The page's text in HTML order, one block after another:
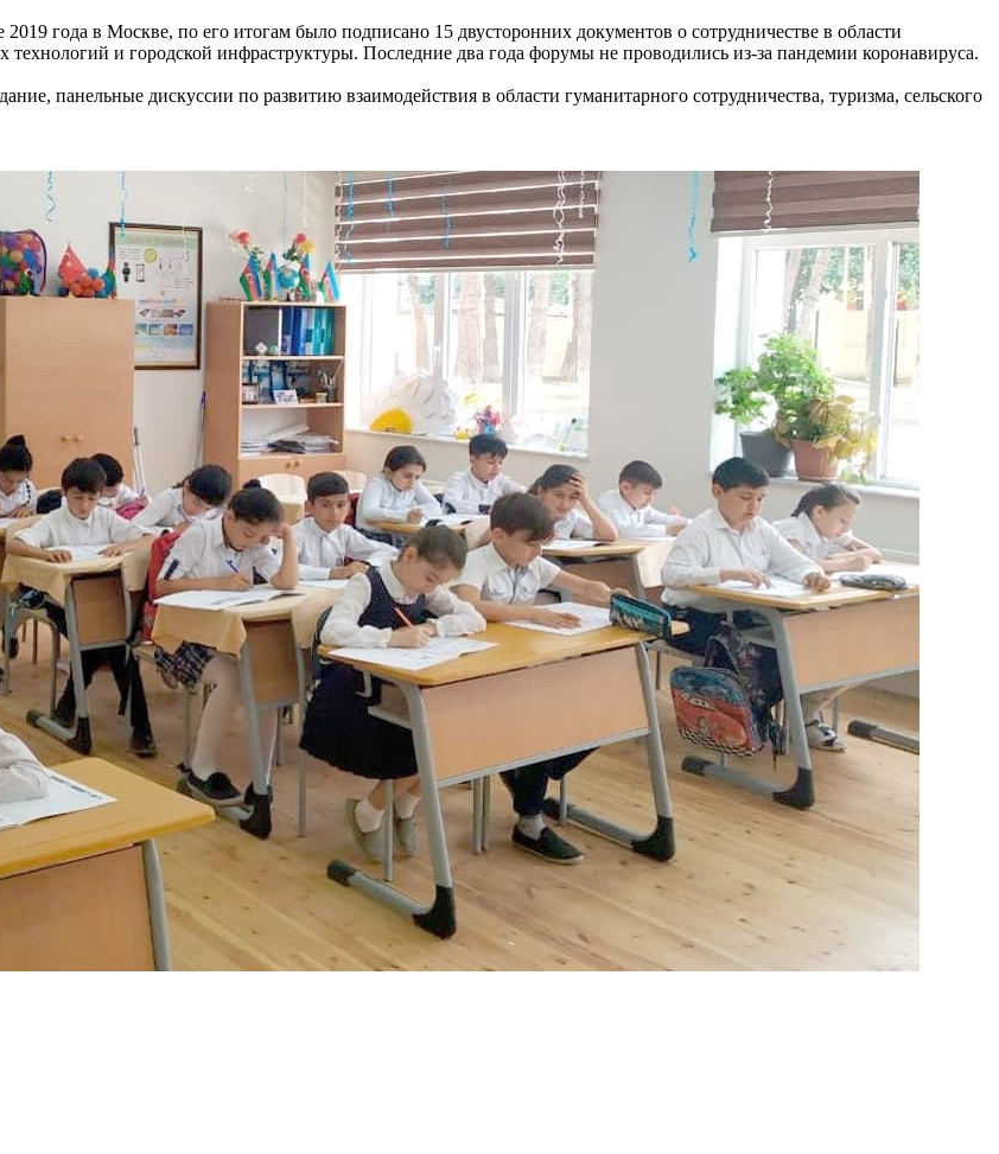
года в Москве, по его итогам было подписано 15 двусторонних документов о сотрудничестве в области
и городской инфраструктуры. Последние два года форумы не проводились из-за пандемии коронавируса.
панельные дискуссии по развитию взаимодействия в области гуманитарного сотрудничества, туризма, сельского